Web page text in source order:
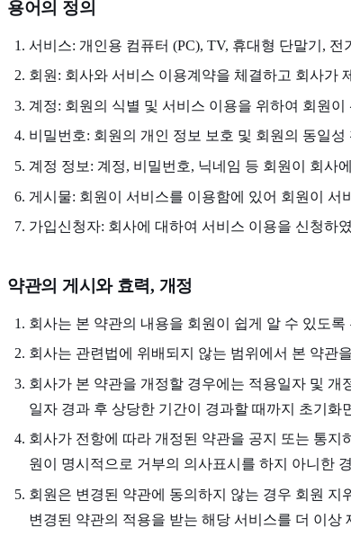
용어의 정의
서비스: 개인용 컴퓨터 (PC), TV, 휴대형 단말기,
회원: 회사와 서비스 이용계약을 체결하고 회사가
계정: 회원의 식별 및 서비스 이용을 위하여 회원
비밀번호: 회원의 개인 정보 보호 및 회원의 동일
계정 정보: 계정, 비밀번호, 닉네임 등 회원이 회사
게시물: 회원이 서비스를 이용함에 있어 회원이
가입신청자: 회사에 대하여 서비스 이용을 신청하
약관의 게시와 효력, 개정
회사는 본 약관의 내용을 회원이 쉽게 알 수 있도
회사는 관련법에 위배되지 않는 범위에서 본 약관
회사가 본 약관을 개정할 경우에는 적용일자 및
일자 경과 후 상당한 기간이 경과할 때까지 초기화
회사가 전항에 따라 개정된 약관을 공지 또는 통
원이 명시적으로 거부의 의사표시를 하지 아니한
회원은 변경된 약관에 동의하지 않는 경우 회원
변경된 약관의 적용을 받는 해당 서비스를 더 이상